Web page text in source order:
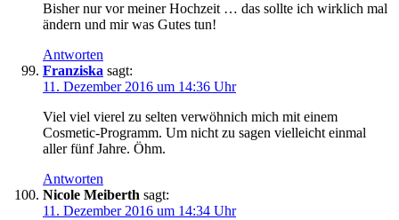
Bisher nur vor meiner Hochzeit … das sollte ich wirklich mal
ändern und mir was Gutes tun!
Antworten
Franziska sagt:
11. Dezember 2016 um 14:36 Uhr
Viel viel vierel zu selten verwöhnich mich mit einem
Cosmetic-Programm. Um nicht zu sagen vielleicht einmal
aller fünf Jahre. Öhm.
Antworten
Nicole Meiberth sagt:
11. Dezember 2016 um 14:34 Uhr